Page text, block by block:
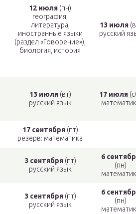
12 июля (пн)
география,
литература,
иностранные языки
(раздел «Говорение»),
биология, история
13 июля
русский
13 июля(вт)
русский язык
17 июля
17 сентября(пт)
резерв: математика
3 сентября(пт)
русский язык
6
(пн)
3 сентября(пт)
русский язык
6
(пн)